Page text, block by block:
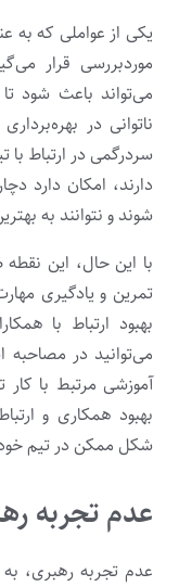
یکی از عواملی که
موردبررسی قرار
می‌تواند باعث شود
ناتوانی در
سردرگمی در ارتباط
دارند، امکان دارد
شوند و نتوانند به
با این حال، این
تمرین و یادگیری
بهبود ارتباط با
می‌توانید در
آموزشی مرتبط با
بهبود همکاری و
شکل ممکن در تیم
عدم تجربه
عدم تجربه رهبری،